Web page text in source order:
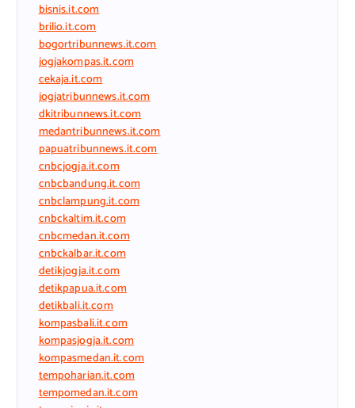
bisnis.it.com
brilio.it.com
bogortribunnews.it.com
jogjakompas.it.com
cekaja.it.com
jogjatribunnews.it.com
dkitribunnews.it.com
medantribunnews.it.com
papuatribunnews.it.com
cnbcjogja.it.com
cnbcbandung.it.com
cnbclampung.it.com
cnbckaltim.it.com
cnbcmedan.it.com
cnbckalbar.it.com
detikjogja.it.com
detikpapua.it.com
detikbali.it.com
kompasbali.it.com
kompasjogja.it.com
kompasmedan.it.com
tempoharian.it.com
tempomedan.it.com